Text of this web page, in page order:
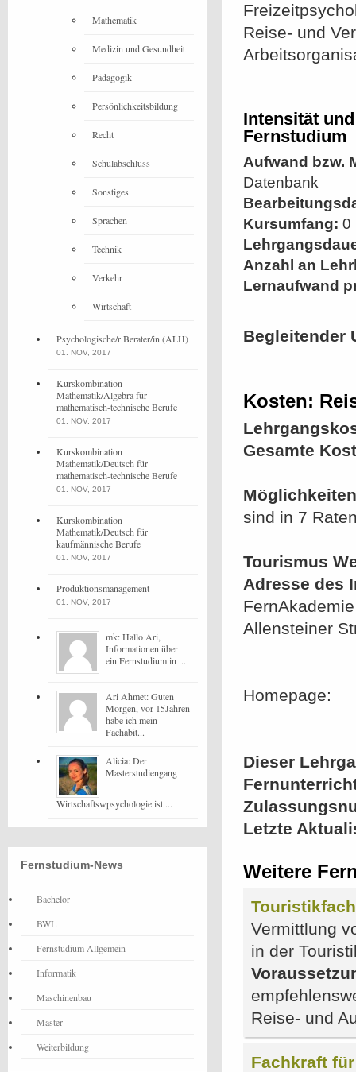
Reise- und
Intensität
Fernstudium
Aufwand bzw.
Datenbank
Kursumfang: 0
Anzahl an
Lernaufwand
Begleitender
Kosten:
Gesamte
sind in 7
Tourismus
Adresse des
Allensteiner
Homepage:
Dieser
Letzte
Weitere
Vermittlung
in der
Reise- und
Fachkraft
Mathematik
Medizin und Gesundheit
Pädagogik
Persönlichkeitsbildung
Recht
Schulabschluss
Sonstiges
Sprachen
Technik
Verkehr
Wirtschaft
Psychologische/r Berater/in (ALH)
01. NOV, 2017
Kurskombination
Mathematik/Algebra für
mathematisch-technische Berufe
01. NOV, 2017
Kurskombination
Mathematik/Deutsch für
mathematisch-technische Berufe
01. NOV, 2017
Kurskombination
Mathematik/Deutsch für
kaufmännische Berufe
01. NOV, 2017
Produktionsmanagement
01. NOV, 2017
mk: Hallo Ari,
Informationen über
ein Fernstudium in ...
Ari Ahmet: Guten
Morgen, vor 15Jahren
habe ich mein
Fachabit...
Alicia: Der
Masterstudiengang
Wirtschaftswpsychologie ist ...
Fernstudium-News
Bachelor
BWL
Fernstudium Allgemein
Informatik
Maschinenbau
Master
Weiterbildung